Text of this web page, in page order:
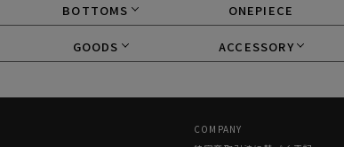
BOTTOMS ONEPIECE
GOODS ACCESSORY
COMPANY